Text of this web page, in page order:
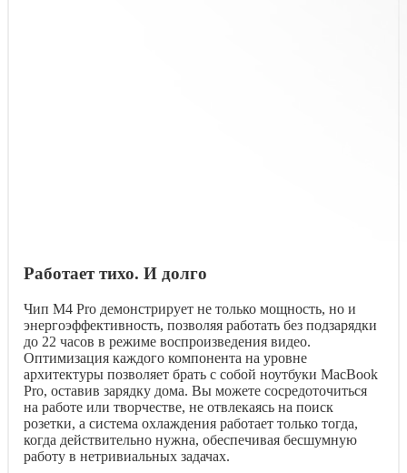
Работает тихо. И долго
Чип M4 Pro демонстрирует не только мощность, но и
энергоэффективность, позволяя работать без подзарядки
до 22 часов в режиме воспроизведения видео.
Оптимизация каждого компонента на уровне
архитектуры позволяет брать с собой ноутбуки MacBook
Pro, оставив зарядку дома. Вы можете сосредоточиться
на работе или творчестве, не отвлекаясь на поиск
розетки, а система охлаждения работает только тогда,
когда действительно нужна, обеспечивая бесшумную
работу в нетривиальных задачах.